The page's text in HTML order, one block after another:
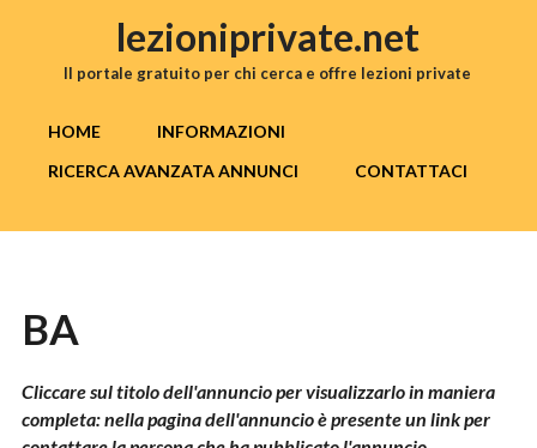
lezioniprivate.net
Il portale gratuito per chi cerca e offre lezioni private
MENU PRINCIPALE
HOME
INFORMAZIONI
RICERCA AVANZATA ANNUNCI
CONTATTACI
BA
Cliccare sul titolo dell'annuncio per visualizzarlo in maniera
completa: nella pagina dell'annuncio è presente un link per